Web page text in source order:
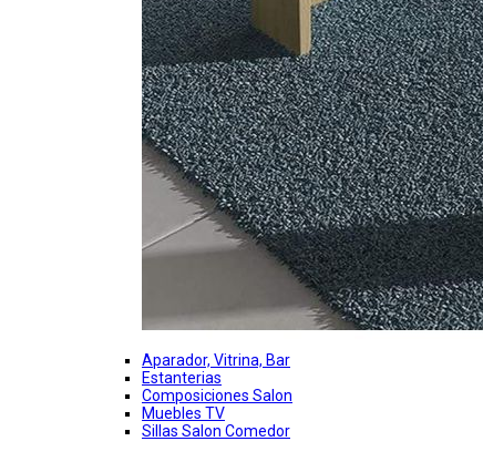
Aparador, Vitrina, Bar
Estanterias
Composiciones Salon
Muebles TV
Sillas Salon Comedor